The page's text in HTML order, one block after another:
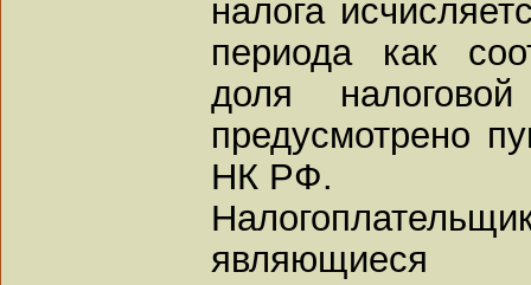
налога
периода как
доля
предусмотрено
НК РФ.